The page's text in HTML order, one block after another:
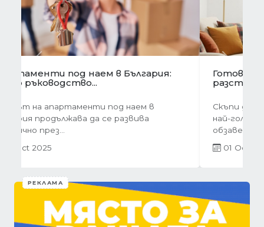
Готови завеси за хол на една ръка
разстояние
Скъпи дами, нека си признаем, че понякога
най-голямото предизвикателство в
обзавеждането...
01 Oct 2025
РЕКЛАМА